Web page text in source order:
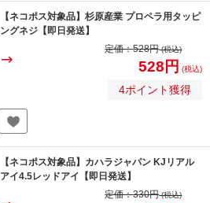
【ネコポス対象品】杉原産業 プロペラ用タッピ
ングネジ【即日発送】
定価：528円(税込)
528円 (税込)
4ポイント獲得
【ネコポス対象品】カハラジャパン KJリアル
アイ4.5レッドアイ【即日発送】
定価：330円(税込)